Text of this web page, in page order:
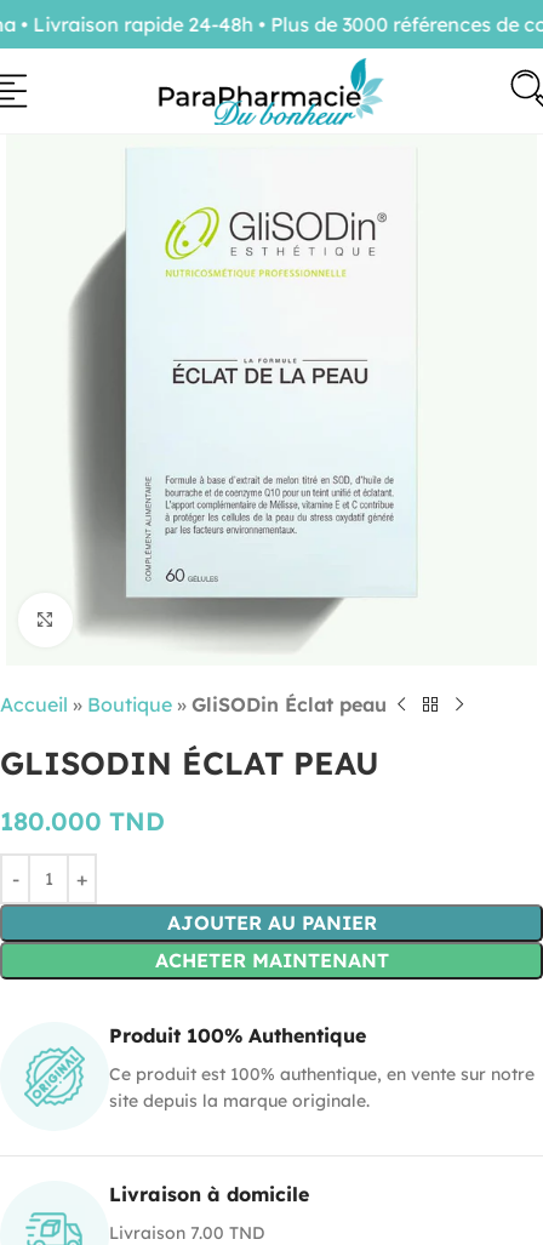
Cliquez pour agrandir
Accueil » Boutique » GliSODin Éclat peau
GLISODIN ÉCLAT PEAU
180.000 TND
AJOUTER AU PANIER
ACHETER MAINTENANT
Produit 100% Authentique
Ce produit est 100% authentique, en vente sur notre
site depuis la marque originale.
Livraison à domicile
Livraison 7.00 TND
Livraison rapide 24-48h • Plus de 3000 références de